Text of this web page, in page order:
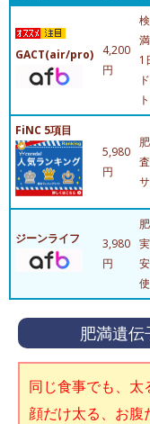
GACT(air/pro)
4,200
円
1
FiNC 5項目
5,980
円
ジーンライフ
3,980
円
実
使
肥満遺伝
同じ食事でも、太
顔だけ太る、お腹